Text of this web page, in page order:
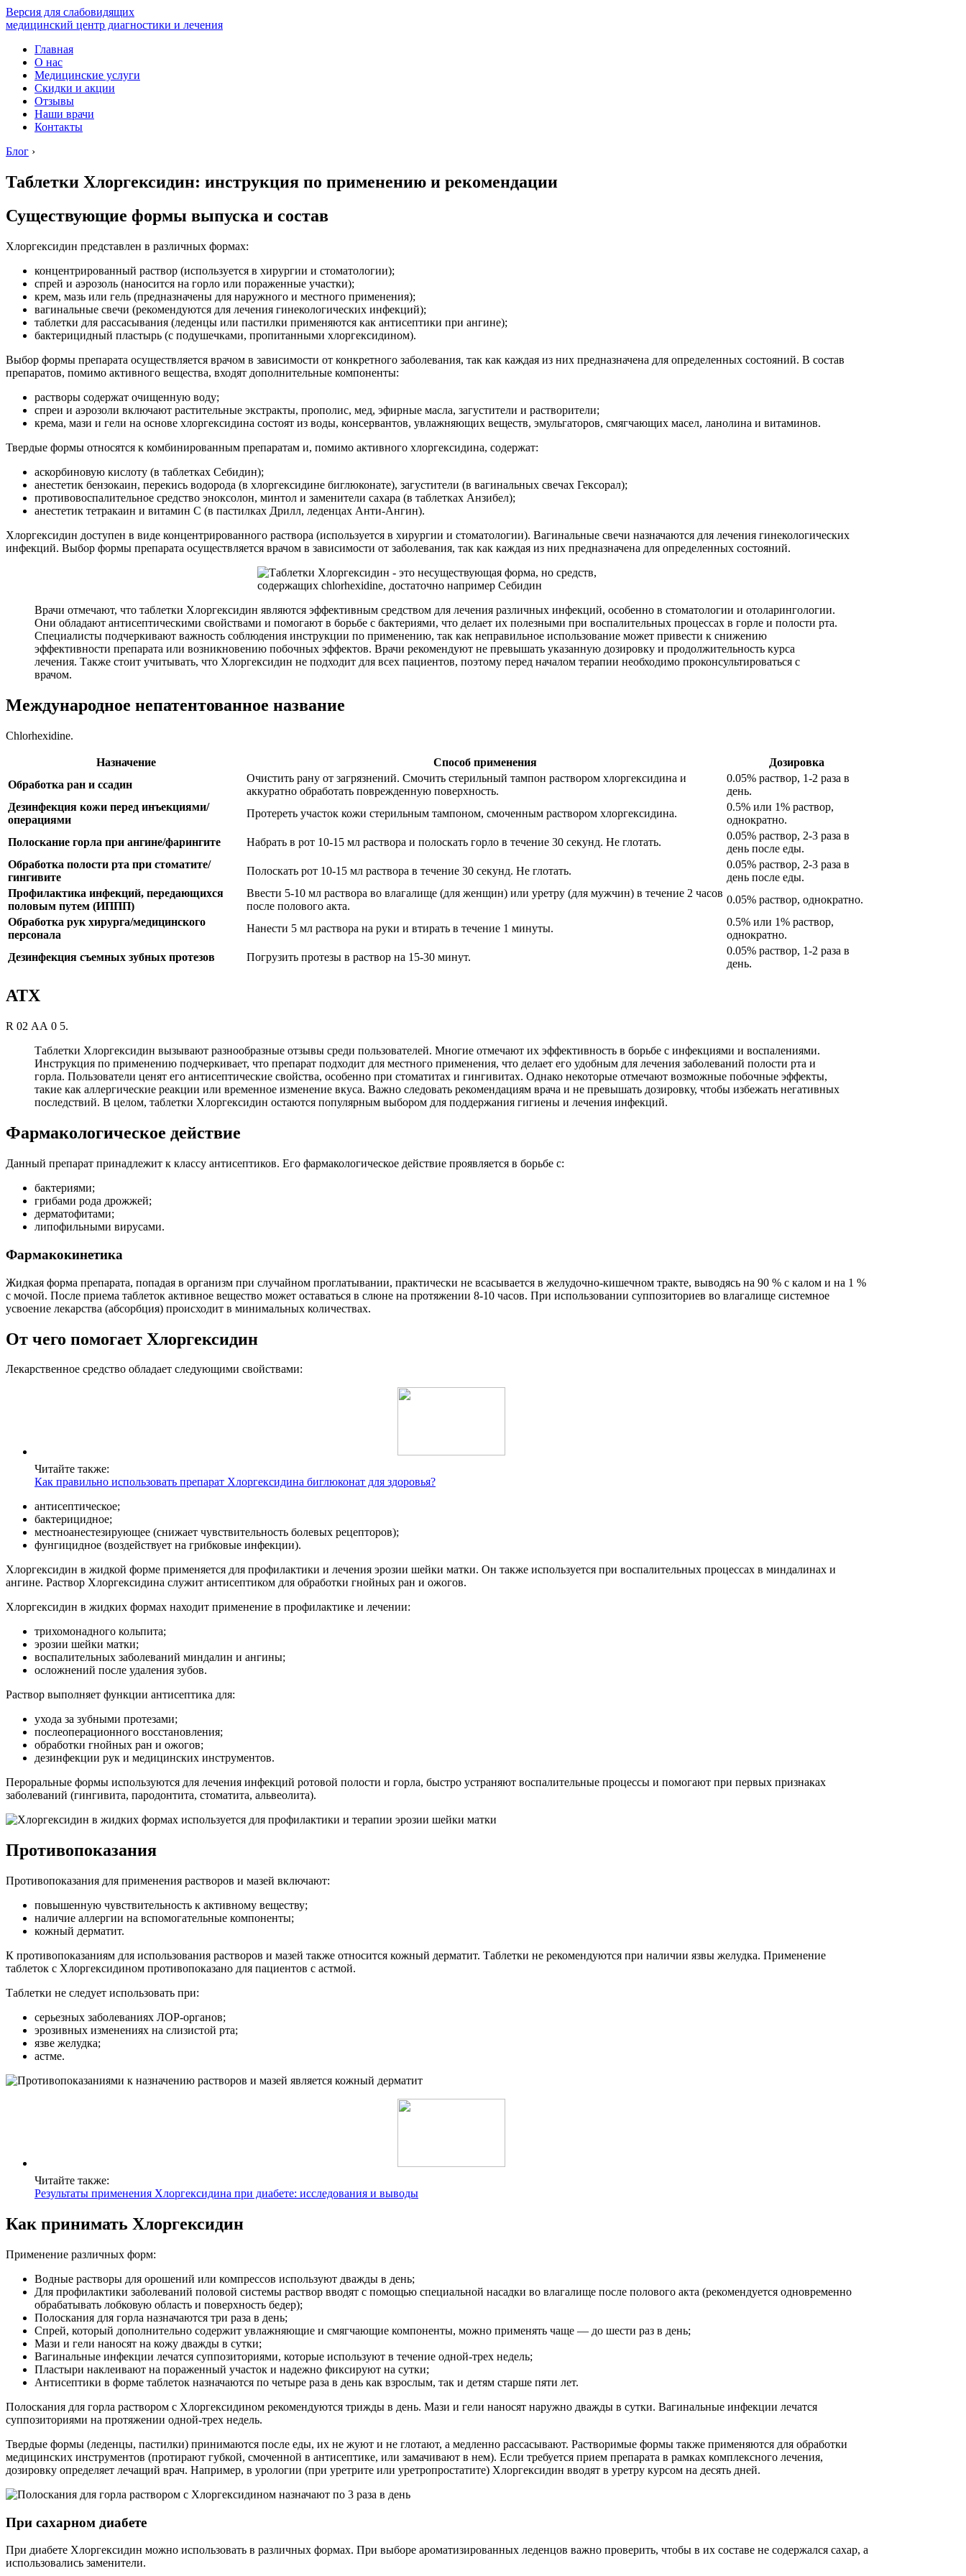
Версия для слабовидящих
медицинский центр диагностики и лечения
Главная
О нас
Медицинские услуги
Скидки и акции
Отзывы
Наши врачи
Контакты
Блог ›
Таблетки Хлоргексидин: инструкция по применению и рекомендации
Существующие формы выпуска и состав
Хлоргексидин представлен в различных формах:
концентрированный раствор (используется в хирургии и стоматологии);
спрей и аэрозоль (наносится на горло или пораженные участки);
крем, мазь или гель (предназначены для наружного и местного применения);
вагинальные свечи (рекомендуются для лечения гинекологических инфекций);
таблетки для рассасывания (леденцы или пастилки применяются как антисептики при ангине);
бактерицидный пластырь (с подушечками, пропитанными хлоргексидином).
Выбор формы препарата осуществляется врачом в зависимости от конкретного заболевания, так как каждая из них предназначена для определенных состояний. В состав
препаратов, помимо активного вещества, входят дополнительные компоненты:
растворы содержат очищенную воду;
спреи и аэрозоли включают растительные экстракты, прополис, мед, эфирные масла, загустители и растворители;
крема, мази и гели на основе хлоргексидина состоят из воды, консервантов, увлажняющих веществ, эмульгаторов, смягчающих масел, ланолина и витаминов.
Твердые формы относятся к комбинированным препаратам и, помимо активного хлоргексидина, содержат:
аскорбиновую кислоту (в таблетках Себидин);
анестетик бензокаин, перекись водорода (в хлоргексидине биглюконате), загустители (в вагинальных свечах Гексорал);
противовоспалительное средство эноксолон, минтол и заменители сахара (в таблетках Анзибел);
анестетик тетракаин и витамин С (в пастилках Дрилл, леденцах Анти-Ангин).
Хлоргексидин доступен в виде концентрированного раствора (используется в хирургии и стоматологии). Вагинальные свечи назначаются для лечения гинекологических
инфекций. Выбор формы препарата осуществляется врачом в зависимости от заболевания, так как каждая из них предназначена для определенных состояний.
Врачи отмечают, что таблетки Хлоргексидин являются эффективным средством для лечения различных инфекций, особенно в стоматологии и отоларингологии.
Они обладают антисептическими свойствами и помогают в борьбе с бактериями, что делает их полезными при воспалительных процессах в горле и полости рта.
Специалисты подчеркивают важность соблюдения инструкции по применению, так как неправильное использование может привести к снижению
эффективности препарата или возникновению побочных эффектов. Врачи рекомендуют не превышать указанную дозировку и продолжительность курса
лечения. Также стоит учитывать, что Хлоргексидин не подходит для всех пациентов, поэтому перед началом терапии необходимо проконсультироваться с
врачом.
Международное непатентованное название
Chlorhexidine.
Назначение Способ применения
Дозировка
Обработка ран и ссадин
Очистить рану от загрязнений. Смочить стерильный тампон раствором хлоргексидина и
аккуратно обработать поврежденную поверхность.
0.05% раствор, 1-2 раза в
день.
Дезинфекция кожи перед инъекциями/
операциями
Протереть участок кожи стерильным тампоном, смоченным раствором хлоргексидина.
0.5% или 1% раствор,
однократно.
Полоскание горла при ангине/фарингите
Набрать в рот 10-15 мл раствора и полоскать горло в течение 30 секунд. Не глотать.
0.05% раствор, 2-3 раза в
день после еды.
Обработка полости рта при стоматите/
гингивите
Полоскать рот 10-15 мл раствора в течение 30 секунд. Не глотать.
0.05% раствор, 2-3 раза в
день после еды.
Профилактика инфекций, передающихся
половым путем (ИППП)
Ввести 5-10 мл раствора во влагалище (для женщин) или уретру (для мужчин) в течение 2 часов
после полового акта.
0.05% раствор, однократно.
Обработка рук хирурга/медицинского
персонала
Нанести 5 мл раствора на руки и втирать в течение 1 минуты.
0.5% или 1% раствор,
однократно.
Дезинфекция съемных зубных протезов
Погрузить протезы в раствор на 15-30 минут.
0.05% раствор, 1-2 раза в
день.
АТХ
R 02 АА 0 5.
Таблетки Хлоргексидин вызывают разнообразные отзывы среди пользователей. Многие отмечают их эффективность в борьбе с инфекциями и воспалениями.
Инструкция по применению подчеркивает, что препарат подходит для местного применения, что делает его удобным для лечения заболеваний полости рта и
горла. Пользователи ценят его антисептические свойства, особенно при стоматитах и гингивитах. Однако некоторые отмечают возможные побочные эффекты,
такие как аллергические реакции или временное изменение вкуса. Важно следовать рекомендациям врача и не превышать дозировку, чтобы избежать негативных
последствий. В целом, таблетки Хлоргексидин остаются популярным выбором для поддержания гигиены и лечения инфекций.
Фармакологическое действие
Данный препарат принадлежит к классу антисептиков. Его фармакологическое действие проявляется в борьбе с:
бактериями;
грибами рода дрожжей;
дерматофитами;
липофильными вирусами.
Фармакокинетика
Жидкая форма препарата, попадая в организм при случайном проглатывании, практически не всасывается в желудочно-кишечном тракте, выводясь на 90 % с калом и на 1 %
с мочой. После приема таблеток активное вещество может оставаться в слюне на протяжении 8-10 часов. При использовании суппозиториев во влагалище системное
усвоение лекарства (абсорбция) происходит в минимальных количествах.
От чего помогает Хлоргексидин
Лекарственное средство обладает следующими свойствами:
Читайте также:
Как правильно использовать препарат Хлоргексидина биглюконат для здоровья?
антисептическое;
бактерицидное;
местноанестезирующее (снижает чувствительность болевых рецепторов);
фунгицидное (воздействует на грибковые инфекции).
Хлоргексидин в жидкой форме применяется для профилактики и лечения эрозии шейки матки. Он также используется при воспалительных процессах в миндалинах и
ангине. Раствор Хлоргексидина служит антисептиком для обработки гнойных ран и ожогов.
Хлоргексидин в жидких формах находит применение в профилактике и лечении:
трихомонадного кольпита;
эрозии шейки матки;
воспалительных заболеваний миндалин и ангины;
осложнений после удаления зубов.
Раствор выполняет функции антисептика для:
ухода за зубными протезами;
послеоперационного восстановления;
обработки гнойных ран и ожогов;
дезинфекции рук и медицинских инструментов.
Пероральные формы используются для лечения инфекций ротовой полости и горла, быстро устраняют воспалительные процессы и помогают при первых признаках
заболеваний (гингивита, пародонтита, стоматита, альвеолита).
Противопоказания
Противопоказания для применения растворов и мазей включают:
повышенную чувствительность к активному веществу;
наличие аллергии на вспомогательные компоненты;
кожный дерматит.
К противопоказаниям для использования растворов и мазей также относится кожный дерматит. Таблетки не рекомендуются при наличии язвы желудка. Применение
таблеток с Хлоргексидином противопоказано для пациентов с астмой.
Таблетки не следует использовать при:
серьезных заболеваниях ЛОР-органов;
эрозивных изменениях на слизистой рта;
язве желудка;
астме.
Читайте также:
Результаты применения Хлоргексидина при диабете: исследования и выводы
Как принимать Хлоргексидин
Применение различных форм:
Водные растворы для орошений или компрессов используют дважды в день;
Для профилактики заболеваний половой системы раствор вводят с помощью специальной насадки во влагалище после полового акта (рекомендуется одновременно
обрабатывать лобковую область и поверхность бедер);
Полоскания для горла назначаются три раза в день;
Спрей, который дополнительно содержит увлажняющие и смягчающие компоненты, можно применять чаще — до шести раз в день;
Мази и гели наносят на кожу дважды в сутки;
Вагинальные инфекции лечатся суппозиториями, которые используют в течение одной-трех недель;
Пластыри наклеивают на пораженный участок и надежно фиксируют на сутки;
Антисептики в форме таблеток назначаются по четыре раза в день как взрослым, так и детям старше пяти лет.
Полоскания для горла раствором с Хлоргексидином рекомендуются трижды в день. Мази и гели наносят наружно дважды в сутки. Вагинальные инфекции лечатся
суппозиториями на протяжении одной-трех недель.
Твердые формы (леденцы, пастилки) принимаются после еды, их не жуют и не глотают, а медленно рассасывают. Растворимые формы также применяются для обработки
медицинских инструментов (протирают губкой, смоченной в антисептике, или замачивают в нем). Если требуется прием препарата в рамках комплексного лечения,
дозировку определяет лечащий врач. Например, в урологии (при уретрите или уретропростатите) Хлоргексидин вводят в уретру курсом на десять дней.
При сахарном диабете
При диабете Хлоргексидин можно использовать в различных формах. При выборе ароматизированных леденцов важно проверить, чтобы в их составе не содержался сахар, а
использовались заменители.